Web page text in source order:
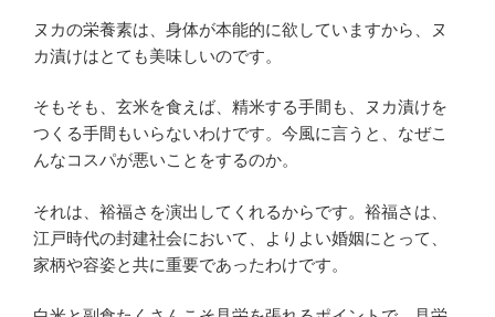
ヌカの栄養素は、身体が本能的に欲していますから、ヌ
カ漬けはとても美味しいのです。
そもそも、玄米を食えば、精米する手間も、ヌカ漬けを
つくる手間もいらないわけです。今風に言うと、なぜこ
んなコスパが悪いことをするのか。
それは、裕福さを演出してくれるからです。裕福さは、
江戸時代の封建社会において、よりよい婚姻にとって、
家柄や容姿と共に重要であったわけです。